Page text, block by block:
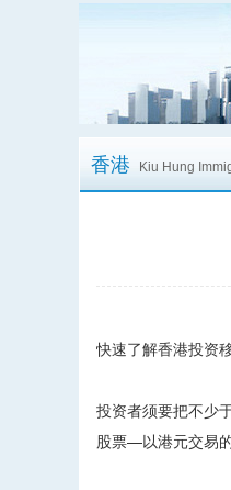
香港 Kiu Hung
快速了解香港投资
投资者须要把不少
股票—以港元交易